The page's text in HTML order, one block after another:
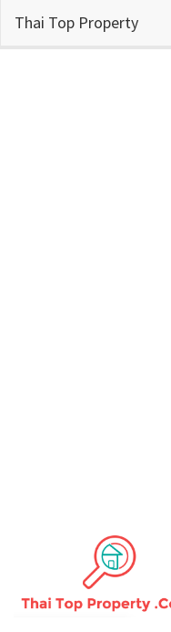
Thai Top Property